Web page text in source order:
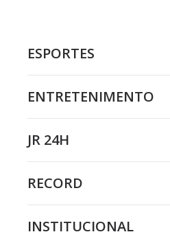
ESPORTES
ENTRETENIMENTO
JR 24H
RECORD
INSTITUCIONAL